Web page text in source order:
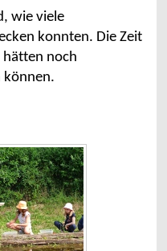
, wie viele
konnten. Die Zeit
hätten noch
können.